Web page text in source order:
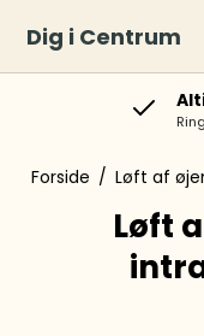
Dig i Centrum
Forside / Løft af
Løft